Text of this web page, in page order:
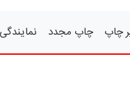
چاپ چاپ مجدد نمایندگی